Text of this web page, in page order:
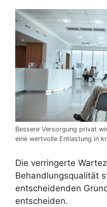
Bessere Versorgung privat
eine wertvolle Entlastung in
Die verringerte
Behandlungsqualität
entscheidenden
entscheiden.